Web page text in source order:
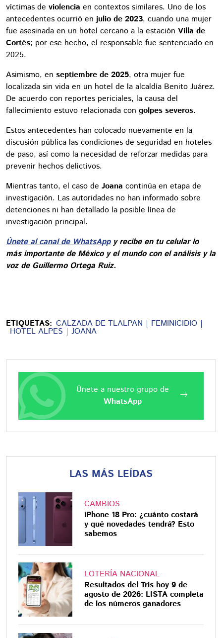
víctimas de violencia en contextos similares. Uno de los
antecedentes ocurrió en julio de 2023, cuando una mujer
fue asesinada en un hotel cercano a la estación Villa de
Cortés; por ese hecho, el responsable fue sentenciado en
2025.
Asimismo, en septiembre de 2025, otra mujer fue
localizada sin vida en un hotel de la alcaldía Benito Juárez.
De acuerdo con reportes periciales, la causa del
fallecimiento estuvo relacionada con golpes severos.
Estos antecedentes han colocado nuevamente en la
discusión pública las condiciones de seguridad en hoteles
de paso, así como la necesidad de reforzar medidas para
prevenir hechos delictivos.
Mientras tanto, el caso de Joana continúa en etapa de
investigación. Las autoridades no han informado sobre
detenciones ni han detallado la posible línea de
investigación principal.
Únete al canal de WhatsAppy recibe en tu celular lo
más importante de México y el mundo con el análisis y la
voz de Guillermo Ortega Ruiz.
ETIQUETAS: CALZADA DE TLALPAN FEMINICIDIO
HOTEL ALPES JOANA
Únete a nuestro grupo de
WhatsApp
LAS MÁS LEÍDAS
CAMBIOS
iPhone 18 Pro: ¿cuánto costará
y qué novedades tendrá? Esto
sabemos
LOTERÍA NACIONAL
Resultados del Tris hoy 9 de
agosto de 2026: LISTA completa
de los números ganadores